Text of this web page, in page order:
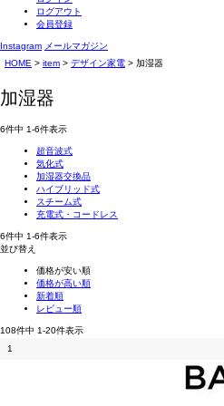
ログアウト
会員登録
Instagram メールマガジン
HOME
item デザイン家電 加湿器
加湿器
6件中 1-6件表示
超音波式
気化式
加湿器交換品
ハイブリッド式
スチーム式
充電式・コードレス
6件中 1-6件表示
並び替え
価格が安い順
価格が高い順
新着順
レビュー順
108件中 1-20件表示
1